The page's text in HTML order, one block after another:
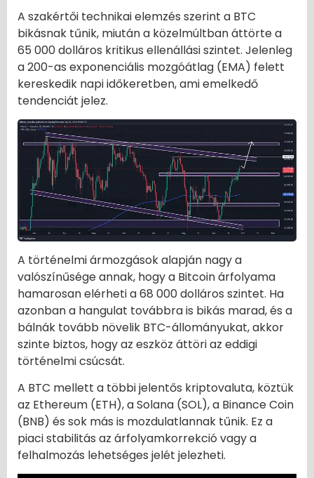
A szakértői technikai elemzés szerint a BTC
bikásnak tűnik, miután a közelmúltban áttörte a
65 000 dolláros kritikus ellenállási szintet. Jelenleg
a 200-as exponenciális mozgóátlag (EMA) felett
kereskedik napi időkeretben, ami emelkedő
tendenciát jelez.
A történelmi ármozgások alapján nagy a
valószínűsége annak, hogy a Bitcoin árfolyama
hamarosan elérheti a 68 000 dolláros szintet. Ha
azonban a hangulat továbbra is bikás marad, és a
bálnák tovább növelik BTC-állományukat, akkor
szinte biztos, hogy az eszköz áttöri az eddigi
történelmi csúcsát.
A BTC mellett a többi jelentős kriptovaluta, köztük
az Ethereum (ETH), a Solana (SOL), a Binance Coin
(BNB) és sok más is mozdulatlannak tűnik. Ez a
piaci stabilitás az árfolyamkorrekció vagy a
felhalmozás lehetséges jelét jelezheti.